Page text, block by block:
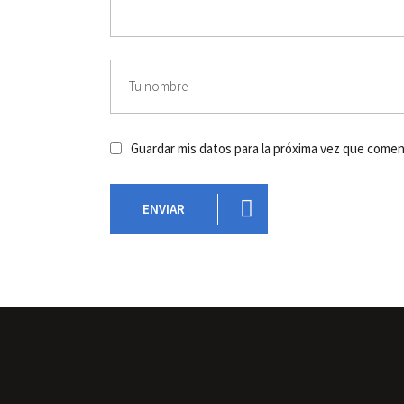
Guardar mis datos para la próxima vez que
ENVIAR